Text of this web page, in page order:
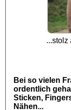
...stolz
Bei so vielen
ordentlich
Sticken,
Nähen...